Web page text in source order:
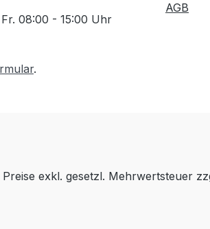
08:00 - 15:00 Uhr
.
AGB
Preise exkl. gesetzl. Mehrwertsteuer